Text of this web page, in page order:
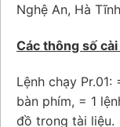
Nghệ An, Hà
Các thông số
Lệnh chạy
bàn phím, = 1
đồ trong tài liệu.